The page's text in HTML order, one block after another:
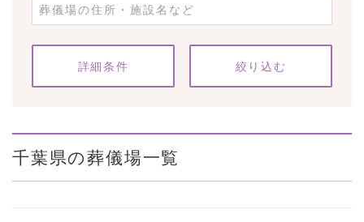
条件をクリア
詳細条件
千葉県の葬儀場一覧